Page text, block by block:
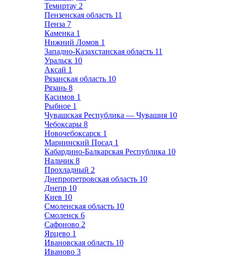
Темиртау 2
Пензенская область 11
Пенза 7
Каменка 1
Нижний Ломов 1
Западно-Казахстанская область 11
Уральск 10
Аксай 1
Рязанская область 10
Рязань 8
Касимов 1
Рыбное 1
Чувашская Республика — Чувашия 10
Чебоксары 8
Новочебоксарск 1
Мариинский Посад 1
Кабардино-Балкарская Республика 10
Нальчик 8
Прохладный 2
Днепропетровская область 10
Днепр 10
Киев 10
Смоленская область 10
Смоленск 6
Сафоново 2
Ярцево 1
Ивановская область 10
Иваново 3